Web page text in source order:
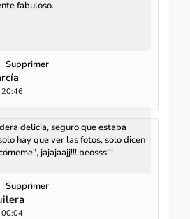
fabuloso.
Supprimer
delicia, seguro que estaba
hay que ver las fotos, solo dicen
jajajaajj!!! beosss!!!
Supprimer